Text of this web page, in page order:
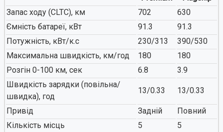
Запас ходу (CLTC), км
702
630
Ємність батареї, кВт
91.3
91.3
Потужність, кВт/к.с
230/313
390/530
Максимальна швидкість, км/год
180
180
Розгін 0-100 км, сек
6.8
3.9
Швидкість зарядки (повільна/
швидка), год
13/0.33 13/0.33
Привід Задній
Повний
Кількість місць
5 5